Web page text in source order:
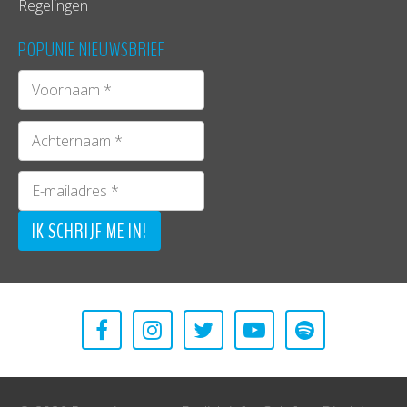
heen legendarisch geweest. Met jouw steun
willen ze dit keer opnieuw een onvergetelijk
Regelingen
POPUNIE NIEUWSBRIEF